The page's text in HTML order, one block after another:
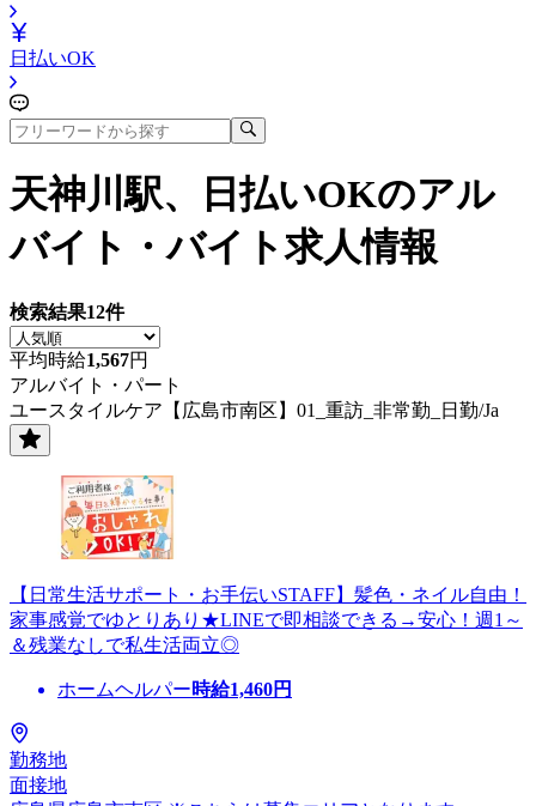
日払いOK
天神川駅、日払いOKのアル
バイト・バイト求人情報
検索結果12件
平均時給1,567円
アルバイト・パート
ユースタイルケア【広島市南区】01_重訪_非常勤_日勤/Ja
【日常生活サポート・お手伝いSTAFF】髪色・ネイル自由！
家事感覚でゆとりあり★LINEで即相談できる→安心！週1～
＆残業なしで私生活両立◎
ホームヘルパー時給1,460円
勤務地
面接地